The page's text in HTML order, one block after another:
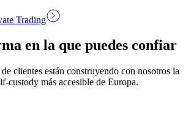
Trading
en la que puedes confiar
clientes están construyendo con nosotros la
custody más accesible de Europa.